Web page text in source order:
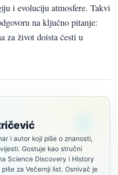
i evoluciju atmosfere. Takvi
na ključno pitanje:
za život doista česti u
i autor koji piše o znanosti,
Gostuje kao stručni
Science Discovery i History
za Večernji list. Osnivač je